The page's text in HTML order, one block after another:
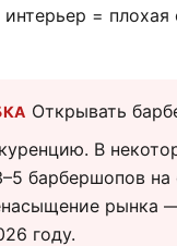
= плохая
Открывать
В
барбершопов на
рынка
году.